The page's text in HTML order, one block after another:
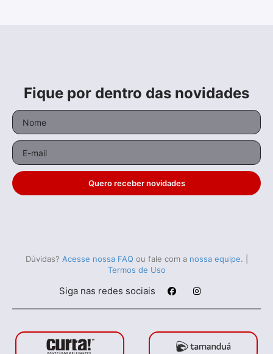
Invisível
Documentário• DePaola Barreto Leblanc• 14
Todos os relacionados (20)
Fique por dentro das novidades
Quero receber novidades
Dúvidas? Acesse nossa FAQ ou fale com a nossa equipe.
Termos de Uso
Siga nas redes sociais